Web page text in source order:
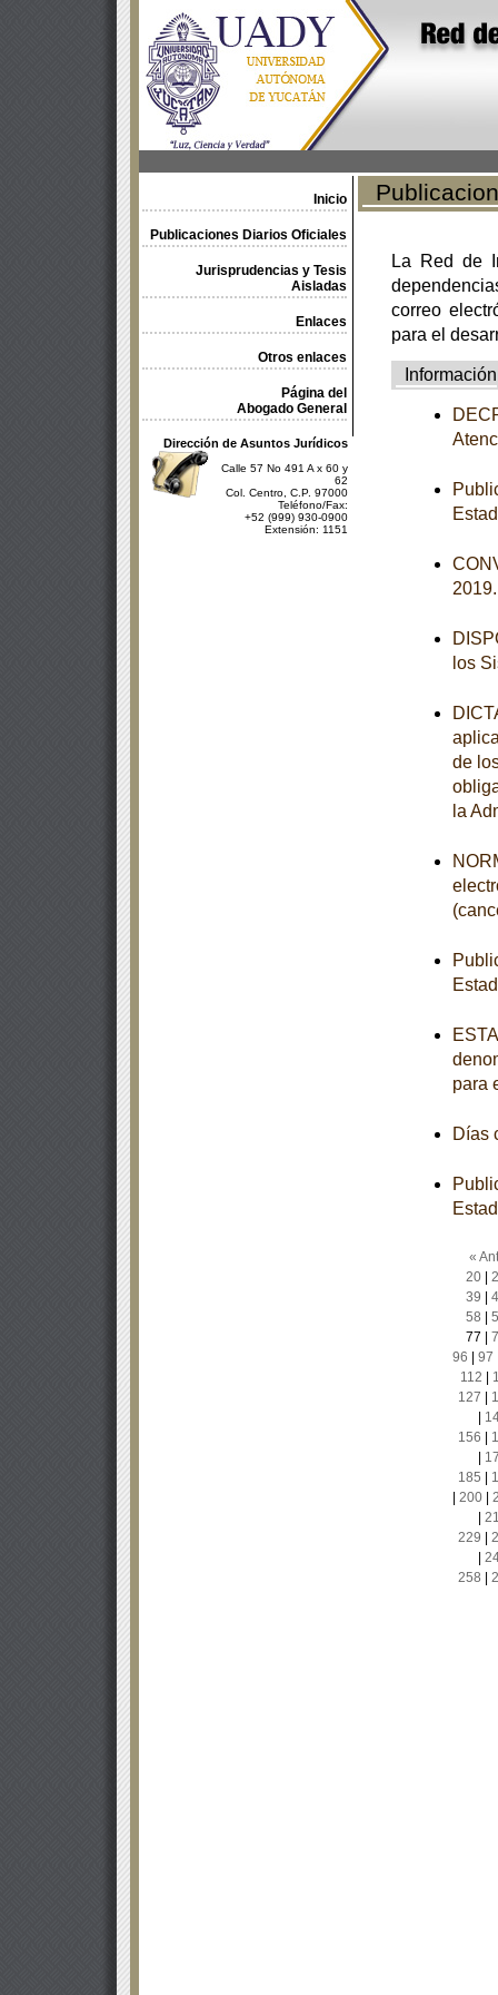
Inicio
Publicaciones Diarios Oficiales
Jurisprudencias y Tesis
Aisladas
Enlaces
Otros enlaces
Página del
Abogado General
Dirección de Asuntos Jurídicos
Calle 57 No 491 A x 60 y
62
Col. Centro, C.P. 97000
Teléfono/Fax:
+52 (999) 930-0900
Extensión: 1151
La Red de
correo
para el
Información
los
de
la
para
Días
«
20|
39
58
77
96
97
112
127
156
185
200|
229
258